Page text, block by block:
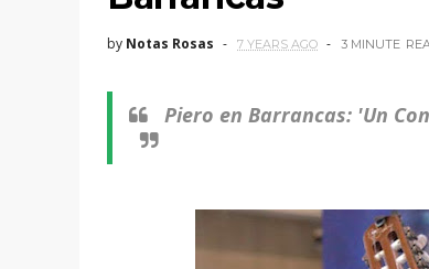
by Notas Rosas 7 YEARS AGO 3 MINUTE
Piero en Barrancas: 'Un